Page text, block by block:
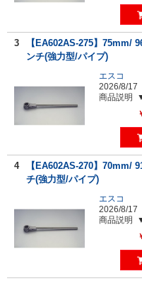
3
【EA602AS-275】75mm/
ンチ(強力型/パイプ)
エスコ
2026/8/17
商品説明
4
【EA602AS-270】70mm/
チ(強力型/パイプ)
エスコ
2026/8/17
商品説明